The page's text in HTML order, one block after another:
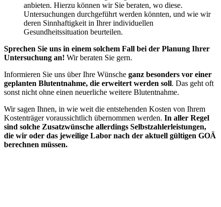
anbieten. Hierzu können wir Sie beraten, wo diese.
Untersuchungen durchgeführt werden könnten, und wie wir
deren Sinnhaftigkeit in Ihrer individuellen
Gesundheitssituation beurteilen.
Sprechen Sie uns in einem solchem Fall bei der Planung Ihrer
Untersuchung an! Wir beraten Sie gern.
Informieren Sie uns über Ihre Wünsche ganz besonders vor einer
geplanten Blutentnahme, die erweitert werden soll. Das geht oft
sonst nicht ohne einen neuerliche weitere Blutentnahme.
Wir sagen Ihnen, in wie weit die entstehenden Kosten von Ihrem
Kostenträger voraussichtlich übernommen werden. In aller Regel
sind solche Zusatzwünsche allerdings Selbstzahlerleistungen,
die wir oder das jeweilige Labor nach der aktuell gültigen GOÄ
berechnen müssen.